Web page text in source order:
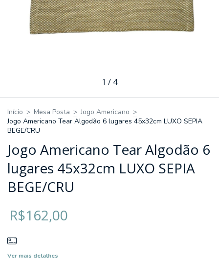
1 / 4
Início > Mesa Posta > Jogo Americano >
Jogo Americano Tear Algodão 6 lugares 45x32cm LUXO SEPIA
BEGE/CRU
Jogo Americano Tear Algodão 6
lugares 45x32cm LUXO SEPIA
BEGE/CRU
R$162,00
Ver mais detalhes